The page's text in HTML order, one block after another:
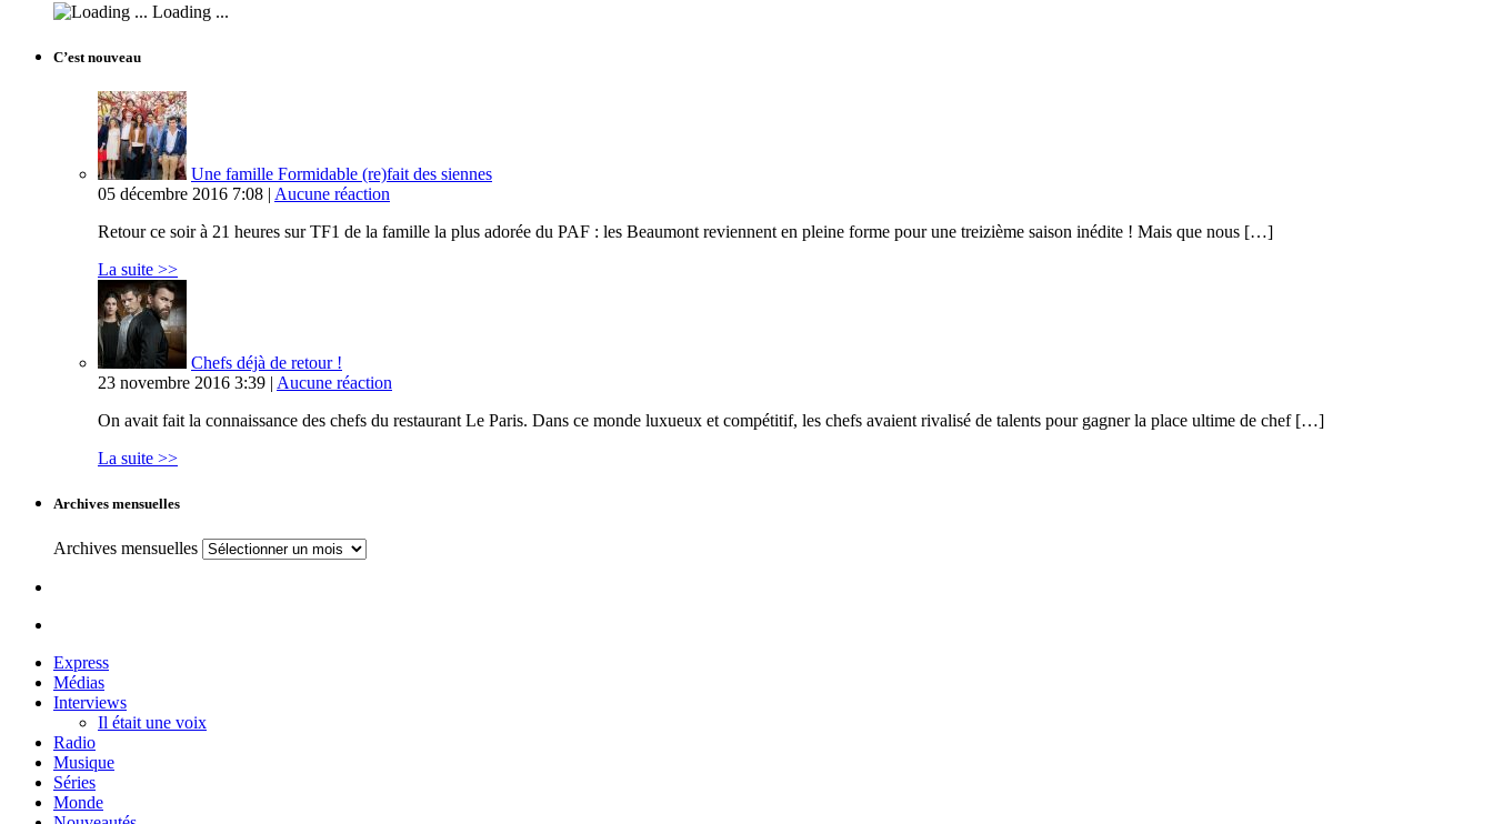
Loading ...
C’est nouveau
Une famille Formidable (re)fait des siennes
05 décembre 2016 7:08 | Aucune réaction
Retour ce soir à 21 heures sur TF1 de la famille la plus adorée du PAF : les Beaumont reviennent en pleine forme pour une treizième saison inédite ! Mais que nous […]
La suite >>
Chefs déjà de retour !
23 novembre 2016 3:39 | Aucune réaction
On avait fait la connaissance des chefs du restaurant Le Paris. Dans ce monde luxueux et compétitif, les chefs avaient rivalisé de talents pour gagner la place ultime de chef […]
La suite >>
Archives mensuelles
Archives mensuelles
Express
Médias
Interviews
Il était une voix
Radio
Musique
Séries
Monde